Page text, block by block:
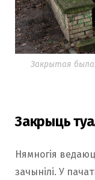
Закрытая
Закрыць
Нямногія
зачынілі. У